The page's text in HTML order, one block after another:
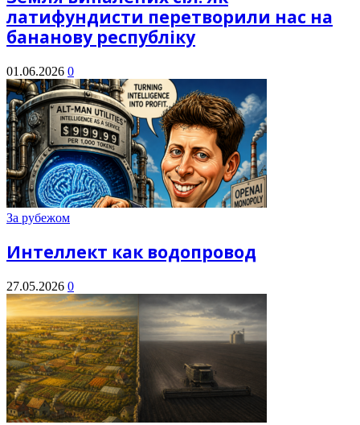
латифундисти перетворили нас на
бананову республіку
01.06.2026 0
За рубежом
Интеллект как водопровод
27.05.2026 0